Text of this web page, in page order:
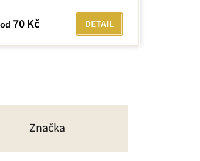
od 70 Kč DETAIL
Značka